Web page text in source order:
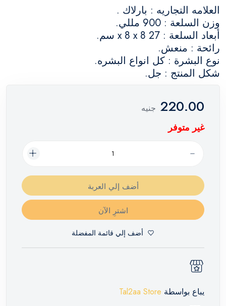
العلامه التجاريه : بارلاك .
وزن السلعة : 900 مللي.
أبعاد السلعة : 27 x 8 x 8 سم.
رائحة : منعش.
نوع البشرة : كل انواع البشره.
شكل المنتج : جل.
220.00 جنيه
غير متوفر
أضف إلي العربة
اشترِ الآن
أضف إلي قائمة المفضلة
يباع بواسطة Tal2aa Store